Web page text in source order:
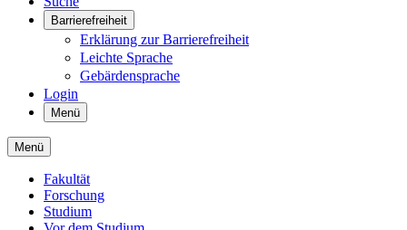
Barrierefreiheit
Erklärung zur Barrierefreiheit
Leichte Sprache
Gebärdensprache
Login
Menü
Menü
Fakultät
Forschung
Studium